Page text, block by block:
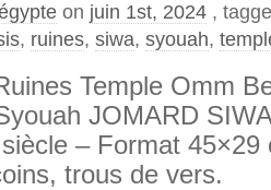
on juin 1st, 2024 ,
, ruines, siwa, syouah,
Temple Omm
JOMARD
– Format 45×29
trous de vers.